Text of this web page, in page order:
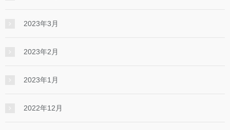
2023年3月
2023年2月
2023年1月
2022年12月